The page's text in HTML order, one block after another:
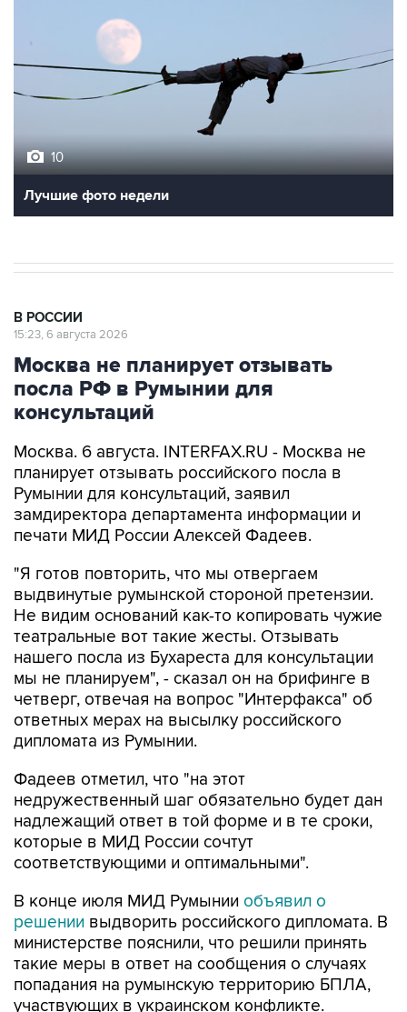
10
Лучшие фото недели
В РОССИИ
15:23, 6 августа 2026
Москва не планирует отзывать
посла РФ в Румынии для
консультаций
Москва. 6 августа. INTERFAX.RU - Москва не
планирует отзывать российского посла в
Румынии для консультаций, заявил
замдиректора департамента информации и
печати МИД России Алексей Фадеев.
"Я готов повторить, что мы отвергаем
выдвинутые румынской стороной претензии.
Не видим оснований как-то копировать чужие
театральные вот такие жесты. Отзывать
нашего посла из Бухареста для консультации
мы не планируем", - сказал он на брифинге в
четверг, отвечая на вопрос "Интерфакса" об
ответных мерах на высылку российского
дипломата из Румынии.
Фадеев отметил, что "на этот
недружественный шаг обязательно будет дан
надлежащий ответ в той форме и в те сроки,
которые в МИД России сочтут
соответствующими и оптимальными".
В конце июля МИД Румынии объявил о
решении выдворить российского дипломата. В
министерстве пояснили, что решили принять
такие меры в ответ на сообщения о случаях
попадания на румынскую территорию БПЛА,
участвующих в украинском конфликте.